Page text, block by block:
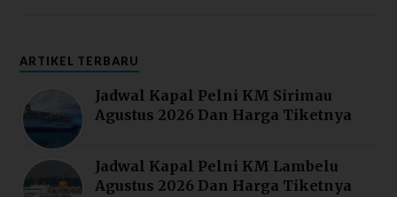
ARTIKEL TERBARU
Jadwal Kapal Pelni KM Sirimau
Agustus 2026 Dan Harga Tiketnya
Jadwal Kapal Pelni KM Lambelu
Agustus 2026 Dan Harga Tiketnya